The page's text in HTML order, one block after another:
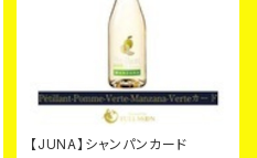
【JUNA】シャンパンカード